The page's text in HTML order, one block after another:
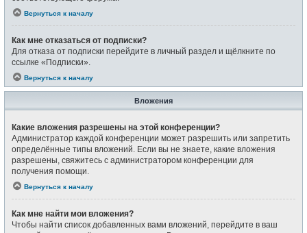
Вернуться к началу
Как мне отказаться от подписки?
Для отказа от подписки перейдите в личный раздел и щёлкните по
ссылке «Подписки».
Вернуться к началу
Вложения
Какие вложения разрешены на этой конференции?
Администратор каждой конференции может разрешить или запретить
определённые типы вложений. Если вы не знаете, какие вложения
разрешены, свяжитесь с администратором конференции для
получения помощи.
Вернуться к началу
Как мне найти мои вложения?
Чтобы найти список добавленных вами вложений, перейдите в ваш